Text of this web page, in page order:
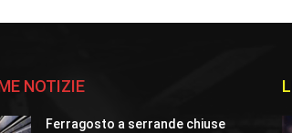
NOTIZIE
Ferragosto a serrande chiuse